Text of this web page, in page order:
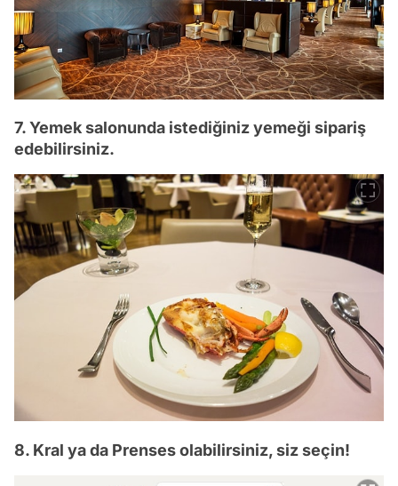
7. Yemek salonunda istediğiniz yemeği sipariş
edebilirsiniz.
8. Kral ya da Prenses olabilirsiniz, siz seçin!